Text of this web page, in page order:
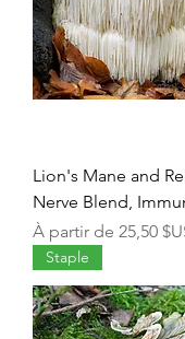
Lion's Mane and
Nerve Blend,
À partir de 25,50
Prix promotionnel
Staple